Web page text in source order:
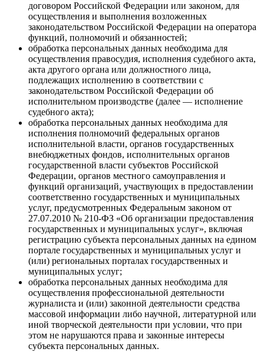
договором Российской Федерации или законом, для
осуществления и выполнения возложенных
законодательством Российской Федерации на оператора
функций, полномочий и обязанностей;
обработка персональных данных необходима для
осуществления правосудия, исполнения судебного акта,
акта другого органа или должностного лица,
подлежащих исполнению в соответствии с
законодательством Российской Федерации об
исполнительном производстве (далее — исполнение
судебного акта);
обработка персональных данных необходима для
исполнения полномочий федеральных органов
исполнительной власти, органов государственных
внебюджетных фондов, исполнительных органов
государственной власти субъектов Российской
Федерации, органов местного самоуправления и
функций организаций, участвующих в предоставлении
соответственно государственных и муниципальных
услуг, предусмотренных Федеральным законом от
27.07.2010 № 210-ФЗ «Об организации предоставления
государственных и муниципальных услуг», включая
регистрацию субъекта персональных данных на едином
портале государственных и муниципальных услуг и
(или) региональных порталах государственных и
муниципальных услуг;
обработка персональных данных необходима для
осуществления профессиональной деятельности
журналиста и (или) законной деятельности средства
массовой информации либо научной, литературной или
иной творческой деятельности при условии, что при
этом не нарушаются права и законные интересы
субъекта персональных данных.